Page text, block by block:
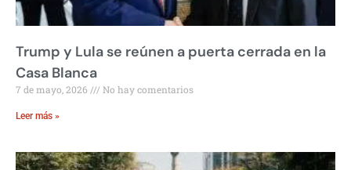
Trump y Lula se reúnen a puerta cerrada en la
Casa Blanca
7 de mayo, 2026 No hay comentarios
Leer más »